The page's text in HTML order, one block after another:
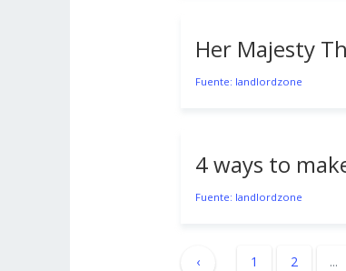
Her Majesty
Fuente: landlordzone
4 ways to
Fuente: landlordzone
‹ 1 2 ...